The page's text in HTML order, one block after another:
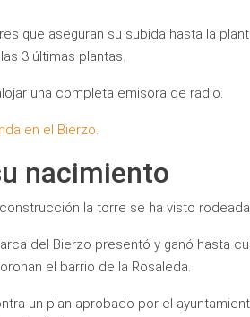
que aseguran su subida hasta la
3 últimas plantas.
una completa emisora de radio.
en el Bierzo.
nacimiento
la torre se ha visto
del Bierzo presentó y ganó hasta
el barrio de la Rosaleda.
un plan aprobado por el